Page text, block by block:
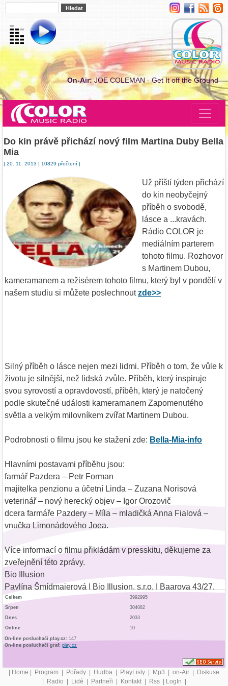
On-Air:JOE COLEMAN - Get It off the Ground
Do kin právě přichází nový film Martina Duby Bella
Mia
| 20. 11. 2013 | 10829 přečtení |
Už příští týden přichází
do kin neobyčejný
příběh o svobodě,
lásce a ...kravách.
Rádio COLOR je
mediálním parterem
tohoto filmu. Rozhovor
s Martinem Dubou,
kameramanem a režisérem tohoto filmu, který byl v pondělí v
našem studiu si můžete poslechnoutzde>>
Silný příběh o lásce nejen mezi lidmi. Příběh o tom, že vůle k
životu je silnější, než lidská zvůle. Příběh, který inspiruje
svou syrovostí a opravdovostí, příběh, který je natočený
podle skutečné události kameramanem Zapomenutého
světla a velkým milovníkem zvířat Martinem Dubou.
Podrobnosti o filmu jsou ke stažení zde: Bella-Mia-info
Hlavními postavami příběhu jsou:
farmář Pazdera – Petr Forman
majitelka penzionu a účetní Linda – Zuzana Norisová
veterinář – nový herecký objev – Igor Orozovič
dcera farmáře Pazdery – Míla – mladičká Anna Fialová –
vnučka Limonádového Joea.
Více informací o filmu přikládám v presskitu, děkujeme za
zveřejnění této zprávy.
Bio Illusion
Pavlína Šmídmajerová | Bio Illusion, s.r.o. | Baarova 43/27,
Praha 4 |
www.bioillusion.cz | p.smidmajerova@bioillusion.com |
Celkem
3992995
Srpen
304082
Dnes
2033
Online
10
On-line posluchači play.cz: 147
On-line posluchači graf: play.cz
| Home | Program | Pořady | Hudba | PlayListy | Mp3 | on-Air | Diskuse
| Radio | Lidé | Partneři | Kontakt | Rss | LogIn |